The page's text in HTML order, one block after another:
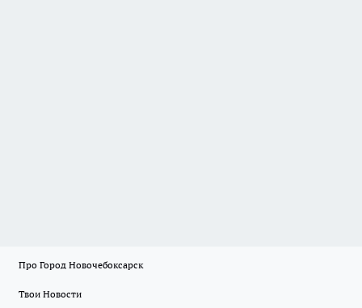
Про Город Новочебоксарск
Твои Новости